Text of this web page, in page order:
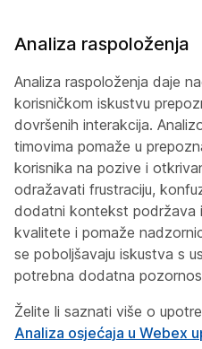
Analiza raspoloženja
Analiza raspoloženja daje
korisničkom iskustvu
dovršenih interakcija.
timovima pomaže u
korisnika na pozive i
odražavati frustraciju,
dodatni kontekst podržava
kvalitete i pomaže
se poboljšavaju iskustva s
potrebna dodatna
Želite li saznati više o
Analiza osjećaja u Webex